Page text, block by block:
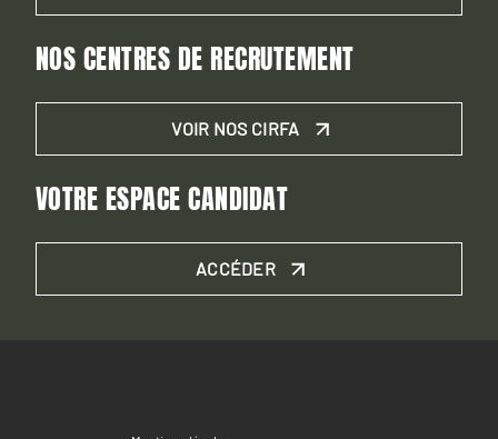
NOS CENTRES DE RECRUTEMENT
VOIR NOS CIRFA
VOTRE ESPACE CANDIDAT
ACCÉDER